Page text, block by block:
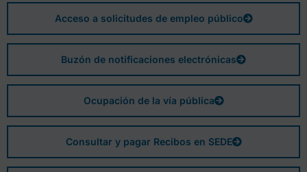
Acceso a solicitudes de empleo público
Buzón de notificaciones electrónicas
Ocupación de la vía pública
Consultar y pagar Recibos en SEDE